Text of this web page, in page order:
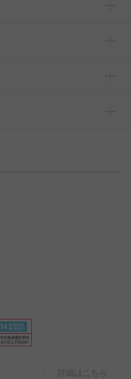
詳細はこちら